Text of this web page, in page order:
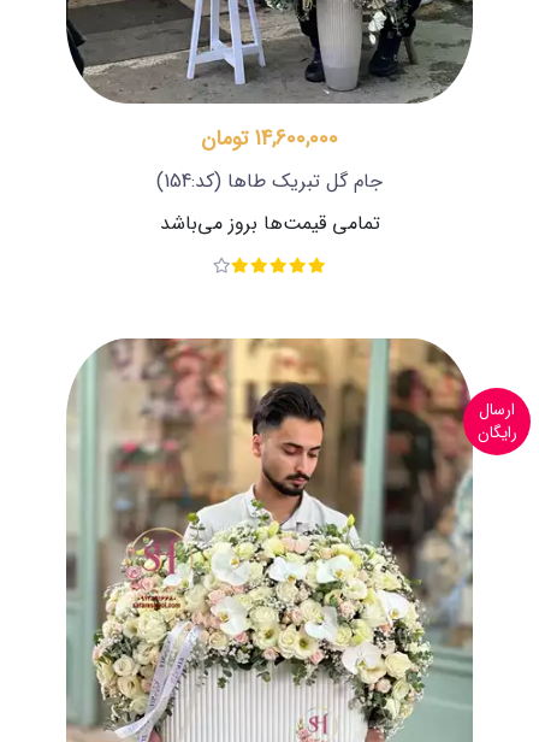
14,600,000 تومان
جام گل تبریک طاها (کد:154)
تمامی قیمت‌ها بروز می‌باشد
ارسال
رایگان